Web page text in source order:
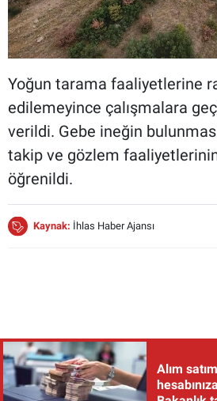
Yoğun tarama faaliyetlerine
edilemeyince çalışmalara
verildi. Gebe ineğin
takip ve gözlem
öğrenildi.
Kaynak: İhlas Haber Ajansı
Alım